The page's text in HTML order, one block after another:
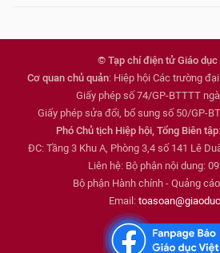
© Tạp chí điện tử Giáo dục
Cơ quan chủ quản: Hiệp hội Các trường
Giấy phép số 74/GP-BTTTT
Giấy phép sửa đổi, bổ sung số 50/GP-
Phó Chủ tịch Hiệp hội, Tổng Biên tập
ĐC: Tầng 3 Khu A, Phòng 3,4 số 141 Lê
Liên hệ: Bộ phận nội dung:
Bộ phận Hành chính - Quảng
Email: